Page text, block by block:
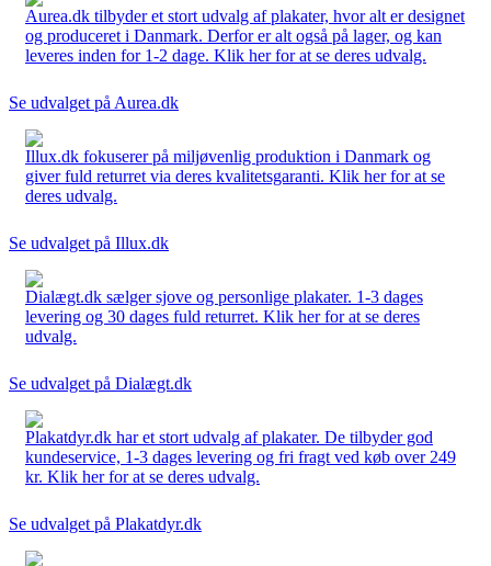
Aurea.dk tilbyder et stort udvalg af plakater, hvor alt er designet
og produceret i Danmark. Derfor er alt også på lager, og kan
leveres inden for 1-2 dage. Klik her for at se deres udvalg.
Se udvalget på Aurea.dk
Illux.dk fokuserer på miljøvenlig produktion i Danmark og
giver fuld returret via deres kvalitetsgaranti. Klik her for at se
deres udvalg.
Se udvalget på Illux.dk
Dialægt.dk sælger sjove og personlige plakater. 1-3 dages
levering og 30 dages fuld returret. Klik her for at se deres
udvalg.
Se udvalget på Dialægt.dk
Plakatdyr.dk har et stort udvalg af plakater. De tilbyder god
kundeservice, 1-3 dages levering og fri fragt ved køb over 249
kr. Klik her for at se deres udvalg.
Se udvalget på Plakatdyr.dk